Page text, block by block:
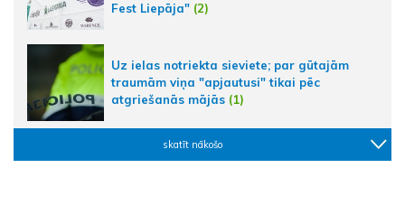
Fest Liepāja" (2)
Uz ielas notriekta sieviete; par gūtajām
traumām viņa "apjautusi" tikai pēc
atgriešanās mājās (1)
skatīt nākošo